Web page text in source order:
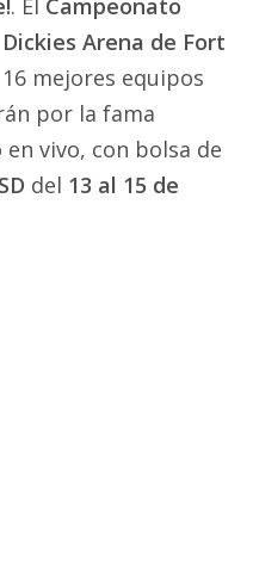
Arena de Fort
mejores equipos
por la fama
vivo, con bolsa de
del 13 al 15 de